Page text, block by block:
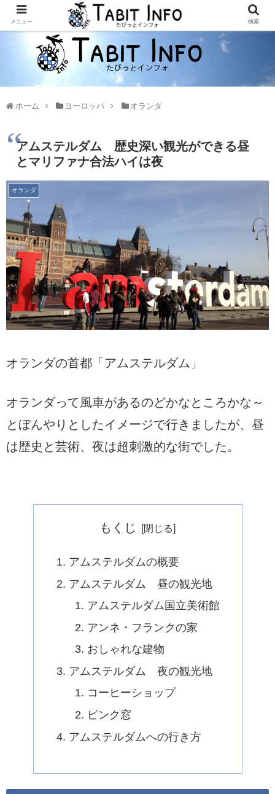
ホーム ヨーロッパ オランダ
アムステルダム 歴史深い観光ができる昼
とマリファナ合法ハイは夜
オランダ
オランダの首都「アムステルダム」
オランダって風車があるのどかなところかな～
とぼんやりとしたイメージで行きましたが、昼
は歴史と芸術、夜は超刺激的な街でした。
もくじ
アムステルダムの概要
アムステルダム 昼の観光地
アムステルダム国立美術館
アンネ・フランクの家
おしゃれな建物
アムステルダム 夜の観光地
コーヒーショップ
ピンク窓
アムステルダムへの行き方
メニュー 検索